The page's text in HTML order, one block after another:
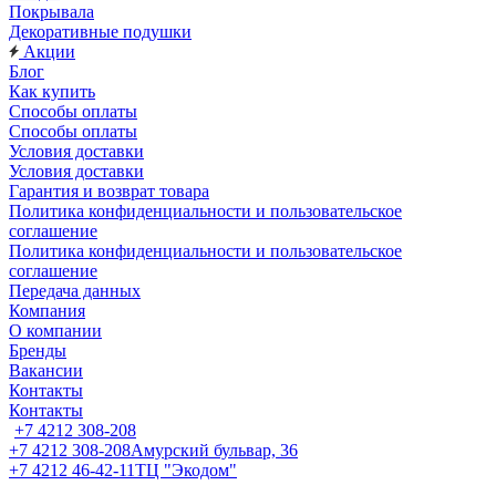
Покрывала
Декоративные подушки
Акции
Блог
Как купить
Способы оплаты
Способы оплаты
Условия доставки
Условия доставки
Гарантия и возврат товара
Политика конфиденциальности и пользовательское
соглашение
Политика конфиденциальности и пользовательское
соглашение
Передача данных
Компания
О компании
Бренды
Вакансии
Контакты
Контакты
+7 4212 308-208
+7 4212 308-208Амурский бульвар, 36
+7 4212 46-42-11ТЦ "Экодом"